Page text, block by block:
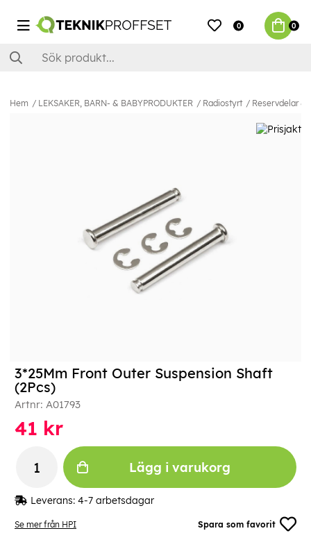
0 0
Hem LEKSAKER, BARN- & BABYPRODUKTER Radiostyrt Reservdelar &
Se mer från HPI Spara som favorit
3*25Mm Front Outer Suspension Shaft
(2Pcs)
Artnr: A01793
41 kr
Lägg i varukorg
Leverans: 4-7 arbetsdagar